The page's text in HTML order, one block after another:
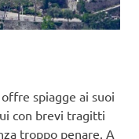
spiagge ai suoi
con brevi tragitti
troppo penare. A